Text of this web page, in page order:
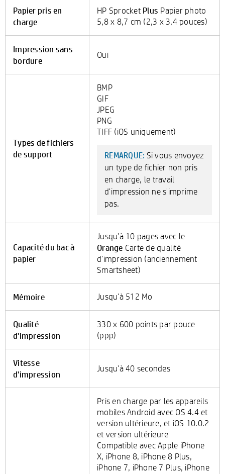
Papier pris en
charge
HP Sprocket Plus Papier photo
5,8 x 8,7 cm (2,3 x 3,4 pouces)
Impression sans
bordure
Oui
Types de fichiers
de support
BMP
GIF
JPEG
PNG
TIFF (iOS uniquement)
REMARQUE: Si vous envoyez
un type de fichier non pris
en charge, le travail
d'impression ne s'imprime
pas.
Capacité du bac à
papier
Jusqu'à 10 pages avec le
Orange Carte de qualité
d'impression (anciennement
Smartsheet)
Mémoire Jusqu'à 512 Mo
Qualité
d'impression
330 x 600 points par pouce
(ppp)
Vitesse
d'impression
Jusqu'à 40 secondes
Pris en charge par les appareils
mobiles Android avec OS 4.4 et
version ultérieure, et iOS 10.0.2
et version ultérieure
Compatible avec Apple iPhone
X, iPhone 8, iPhone 8 Plus,
iPhone 7, iPhone 7 Plus, iPhone